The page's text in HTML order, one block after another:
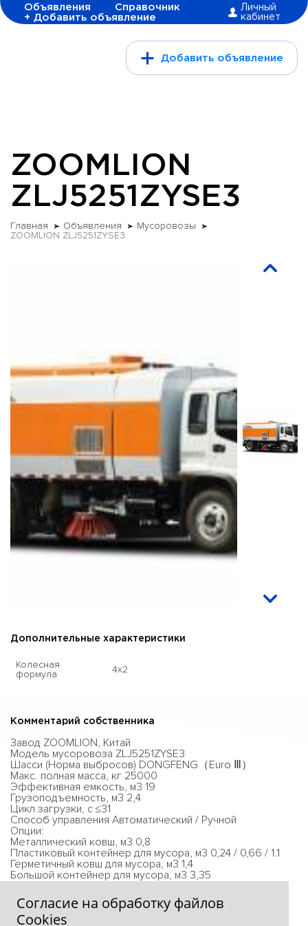
Объявления
Справочник
+ Добавить объявление
Личный
кабинет
Добавить объявление
ZOOMLION
ZLJ5251ZYSE3
Главная Объявления
Мусоровозы
ZOOMLION ZLJ5251ZYSE3
Дополнительные характеристики
Колесная
формула
4x2
Комментарий собственника
Завод ZOOMLION, Китай
Модель мусоровоза ZLJ5251ZYSE3
Шасси (Норма выбросов) DONGFENG（Euro Ⅲ）
Макс. полная масса, кг 25000
Эффективная емкость, м3 19
Грузоподъемность, м3 2,4
Цикл загрузки, с ≤31
Способ управления Автоматический / Ручной
Опции:
Металлический ковш, м3 0,8
Пластиковый контейнер для мусора, м3 0,24 / 0,66 / 1.1
Герметичный ковш для мусора, м3 1,4
Большой контейнер для мусора, м3 3,35
Согласие на обработку файлов
Сookies